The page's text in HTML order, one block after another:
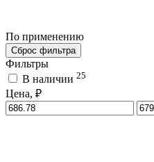
По применению
Сброс фильтра
Фильтры
В наличии 25
Цена, ₽